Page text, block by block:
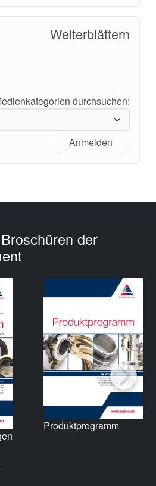
Weiterblättern
durchsuchen:
Anmelden
der
Produktprogramm